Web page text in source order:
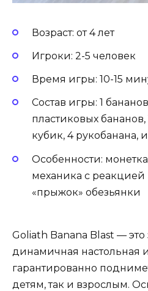
Возраст: от 4 лет
Игроки: 2-5 человек
Время игры: 10-15
Состав игры: 1
пластиковых бананов,
кубик, 4 рукобанана,
Особенности:
механика с
«прыжок» обезьянки
Goliath Banana Blast — это
динамичная настольная
гарантированно
детям, так и взрослым.